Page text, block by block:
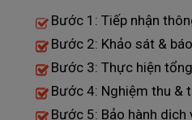
Bước 1: Tiếp nhận
Bước 2: Khảo sát &
Bước 3: Thực hiện
Bước 4: Nghiệm thu &
Bước 5: Bảo hành dịch